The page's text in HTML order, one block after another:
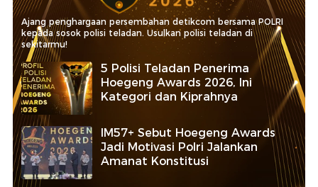
Ajang penghargaan persembahan detikcom bersama POLRI
kepada sosok polisi teladan. Usulkan polisi teladan di
sekitarmu!
5 Polisi Teladan Penerima
Hoegeng Awards 2026, Ini
Kategori dan Kiprahnya
IM57+ Sebut Hoegeng Awards
Jadi Motivasi Polri Jalankan
Amanat Konstitusi